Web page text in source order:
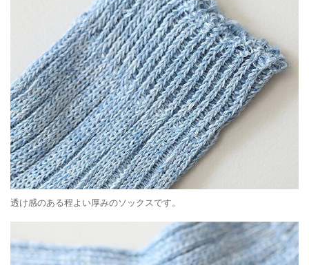
透け感のある程よい厚みのソックスです。